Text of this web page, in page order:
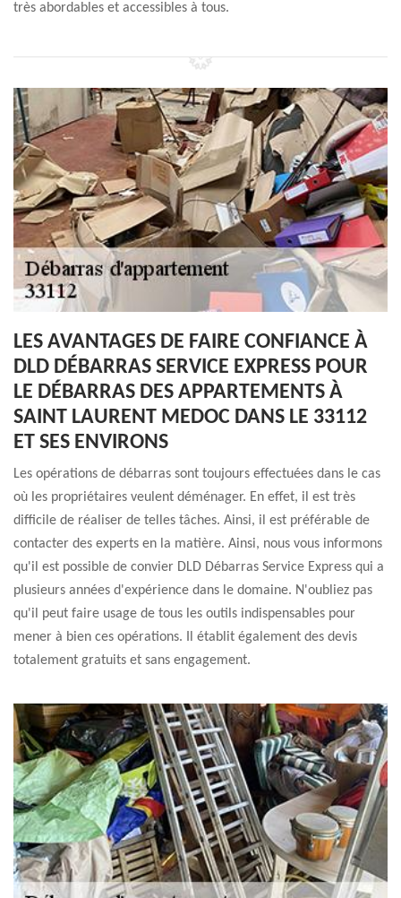
très abordables et accessibles à tous.
LES AVANTAGES DE FAIRE CONFIANCE À
DLD DÉBARRAS SERVICE EXPRESS POUR
LE DÉBARRAS DES APPARTEMENTS À
SAINT LAURENT MEDOC DANS LE 33112
ET SES ENVIRONS
Les opérations de débarras sont toujours effectuées dans le cas
où les propriétaires veulent déménager. En effet, il est très
difficile de réaliser de telles tâches. Ainsi, il est préférable de
contacter des experts en la matière. Ainsi, nous vous informons
qu'il est possible de convier DLD Débarras Service Express qui a
plusieurs années d'expérience dans le domaine. N'oubliez pas
qu'il peut faire usage de tous les outils indispensables pour
mener à bien ces opérations. Il établit également des devis
totalement gratuits et sans engagement.